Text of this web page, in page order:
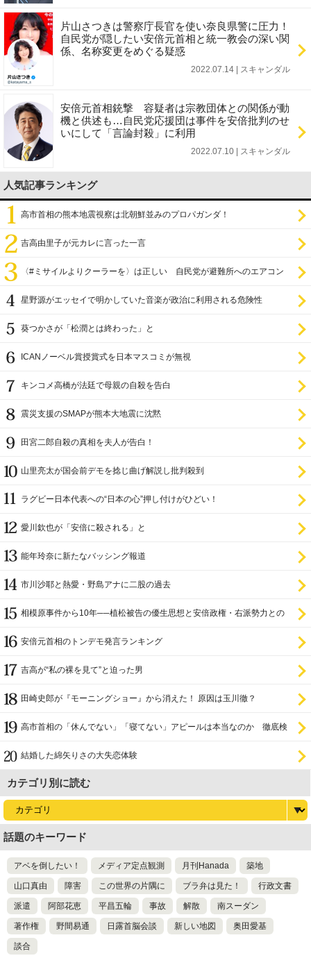
片山さつきは警察庁長官を使い奈良県警に圧力！
自民党が隠したい安倍元首相と統一教会の深い関
係、名称変更をめぐる疑惑
2022.07.14 | スキャンダル
安倍元首相銃撃 容疑者は宗教団体との関係が動
機と供述も…自民党応援団は事件を安倍批判のせ
いにして「言論封殺」に利用
2022.07.10 | スキャンダル
人気記事ランキング
高市首相の熊本地震視察は北朝鮮並みのプロパガンダ！
吉高由里子が元カレに言った一言
〈#ミサイルよりクーラーを〉は正しい 自民党が避難所へのエアコン
星野源がエッセイで明かしていた音楽が政治に利用される危険性
葵つかさが「松潤とは終わった」と
ICANノーベル賞授賞式を日本マスコミが無視
キンコメ高橋が法廷で母親の自殺を告白
震災支援のSMAPが熊本大地震に沈黙
田宮二郎自殺の真相を夫人が告白！
山里亮太が国会前デモを捻じ曲げ解説し批判殺到
ラグビー日本代表への“日本の心”押し付けがひどい！
愛川欽也が「安倍に殺される」と
能年玲奈に新たなバッシング報道
市川沙耶と熱愛・野島アナに二股の過去
相模原事件から10年──植松被告の優生思想と安倍政権・右派勢力との
安倍元首相のトンデモ発言ランキング
吉高が“私の裸を見て”と迫った男
田崎史郎が『モーニングショー』から消えた！ 原因は玉川徹？
高市首相の「休んでない」「寝てない」アピールは本当なのか 徹底検
結婚した綿矢りさの大失恋体験
カテゴリ別に読む
話題のキーワード
アベを倒したい！ メディア定点観測 月刊Hanada 築地
山口真由 障害 この世界の片隅に ブラ弁は見た！ 行政文書
派遣 阿部花恵 平昌五輪 事故 解散 南スーダン
著作権 野間易通 日露首脳会談 新しい地図 奥田愛基
談合